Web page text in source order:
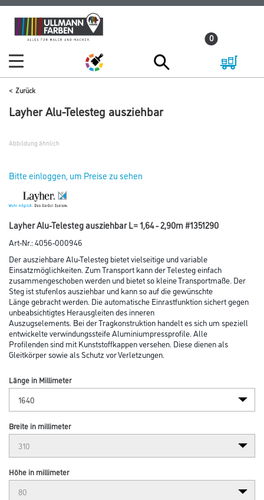
Zum
Inhalt
Zum
Navigationsmenü
0
Zurück
Layher Alu-Telesteg ausziehbar
Abbildung ähnlich
Bitte einloggen, um Preise zu sehen
Layher Alu-Telesteg ausziehbar L= 1,64 - 2,90m #1351290
Art-Nr.:4056-000946
Der ausziehbare Alu-Telesteg bietet vielseitige und variable
Einsatzmöglichkeiten. Zum Transport kann der Telesteg einfach
zusammengeschoben werden und bietet so kleine Transportmaße. Der
Steg ist stufenlos ausziehbar und kann so auf die gewünschte
Länge gebracht werden. Die automatische Einrastfunktion sichert gegen
unbeabsichtigtes Herausgleiten des inneren
Auszugselements. Bei der Tragkonstruktion handelt es sich um speziell
entwickelte verwindungssteife Aluminiumpressprofile. Alle
Profilenden sind mit Kunststoffkappen versehen. Diese dienen als
Gleitkörper sowie als Schutz vor Verletzungen.
Länge in Millimeter
Breite in millimeter
Höhe in millimeter